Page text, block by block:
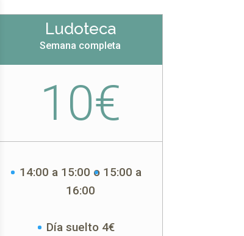
Ludoteca
Semana completa
10€
14:00 a 15:00 o 15:00 a
16:00
Día suelto 4€